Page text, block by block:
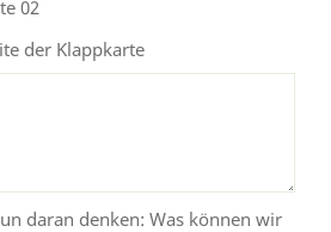
02
der Klappkarte
daran denken: Was können wir